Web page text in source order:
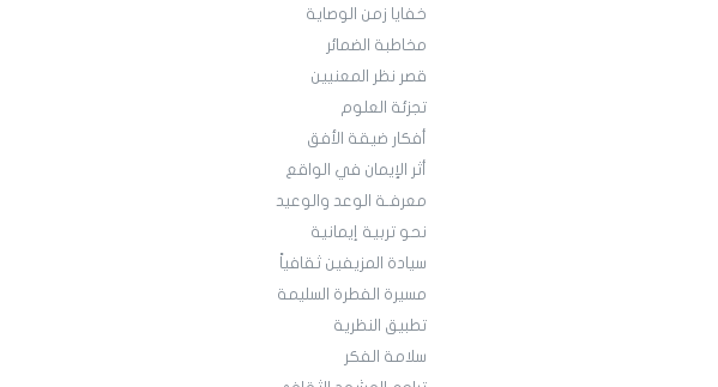
خفايا زمن الوصاية
مخاطبة الضمائر
قصر نظر المعنيين
تجزئة العلوم
أفكار ضيقة الأفق
أثر الإيمان في الواقع
معرفـة الوعد والوعيد
نحو تربية إيمانية
سيادة المزيفين ثقافياً
مسيرة الفطرة السليمة
تطبيق النظرية
سلامة الفكر